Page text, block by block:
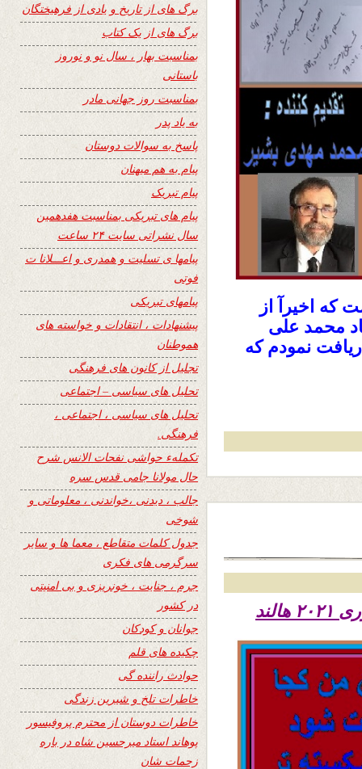
که اخیرآ از
محمد علی
نمودم که
برگ های از تاریخ و یادی از فرهیختگان
برگ های از یک کتاب
بمناسبت بهار ، سال نو و نوروز
باستانی
بمناسبت روز جهانی مادر
به یاد پدر
پاسخ به سوالات دوستان
پیام به هم میهنان
پیام تبریک
پیام های تبریکی بمناسبت هفدهمین
سال نشراتی سایت ۲۴ ساعت
پیامها ی تسلیت و همدری و اعـــلانا ت
فوتی
پیامهای تبریکی
پیشنهادات ، انتقادات و خواسته های
هموطنان
تجلیل از کانون های فرهنگی
تحلیل های سیاسی – اجتماعی
تحلیل های سیاسی ، اجتماعی ،
فرهنگی.
تکملهء حواشی نفحات الانس شرح
حال مولانا جامی قدس سره
جالب ، دیدنی ،خواندنی ، معلوماتی و
شوخی
جدول کلمات متقاطع ، معما ها و سایر
سرگرمی های فکری
جرم ، جنایت ، خونریزی و بی امنیتی
در کشور
جوانان و کودکان
چکیده های قلم
حوادث راننده گی
خاطرات تلخ و شیرین زندگی
خاطرات دوستان از محترم پروفیسور
پوهاند استاد میرحسین شاه در باره
زحمات شان